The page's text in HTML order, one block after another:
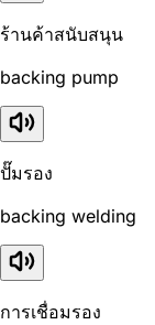
ร้านค้าสนับสนุน
backing pump
ปั๊มรอง
backing welding
การเชื่อมรอง